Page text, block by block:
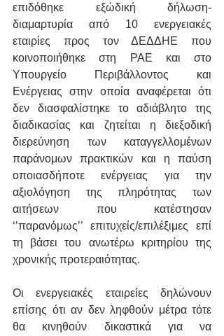
επιδόθηκε εξώδική δήλωση-
διαμαρτυρία από 10 ενεργειακές
εταιρίες προς τον ΔΕΔΔΗΕ που
κοινοποιήθηκε στη ΡΑΕ και στο
Υπουργείο Περιβάλλοντος και
Ενέργειας στην οποία αναφέρεται ότι
δεν διασφαλίστηκε το αδιάβλητο της
διαδικασίας και ζητείται η διεξοδική
διερεύνηση των καταγγελλομένων
παράνομων πρακτικών και η παύση
οποιασδήποτε ενέργειας για την
αξιολόγηση της πληρότητας των
αιτήσεων που κατέστησαν
‘’παρανόμως’’ επιτυχείς/επιλέξιμες επί
τη βάσει του ανωτέρω κριτηρίου της
χρονικής προτεραιότητας.
Οι ενεργειακές εταιρείες δηλώνουν
επίσης ότι αν δεν ληφθούν μέτρα τότε
θα κινηθούν δικαστικά για να